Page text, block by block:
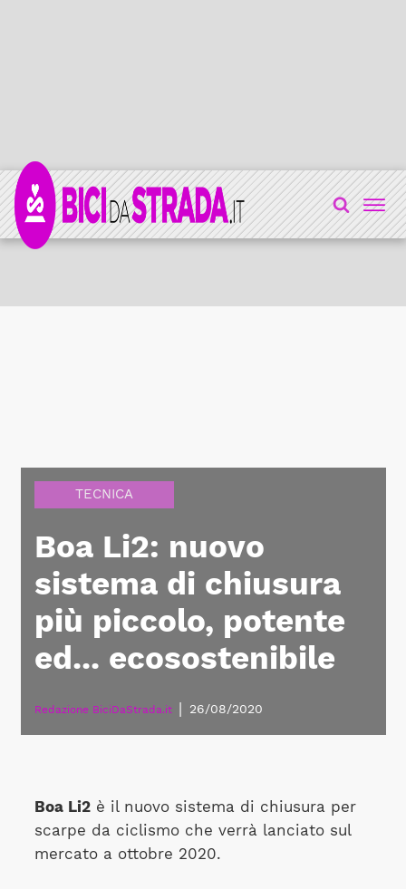
TECNICA
Boa Li2: nuovo
sistema di chiusura
più piccolo, potente
ed... ecosostenibile
Redazione BiciDaStrada.it 26/08/2020
Boa Li2è il nuovo sistema di chiusura per
scarpe da ciclismo che verrà lanciato sul
mercato a ottobre 2020.